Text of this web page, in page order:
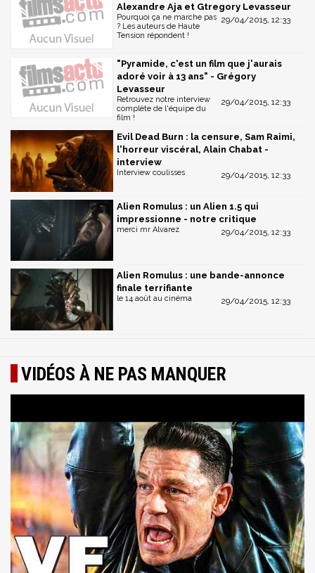
Alexandre Aja et Gtregory Levasseur
29/04/2015, 12:33
Pourquoi ça ne marche pas
? Les auteurs de Haute
Tension répondent !
"Pyramide, c'est un film que j'aurais
adoré voir à 13 ans" - Grégory
Levasseur
29/04/2015, 12:33
Retrouvez notre interview
complète de l'équipe du
film !
Evil Dead Burn : la censure, Sam Raimi,
l'horreur viscéral, Alain Chabat -
interview
29/04/2015, 12:33
Interview coulisses
Alien Romulus : un Alien 1.5 qui
impressionne - notre critique
29/04/2015, 12:33
merci mr Alvarez
Alien Romulus : une bande-annonce
finale terrifiante
29/04/2015, 12:33
le 14 août au cinéma
VIDÉOS À NE PAS MANQUER